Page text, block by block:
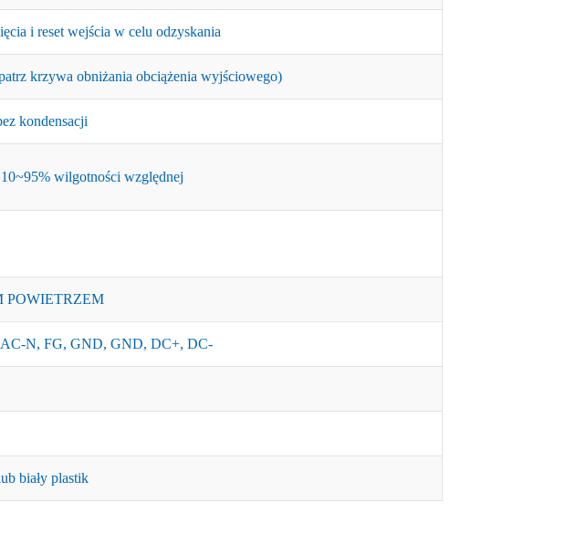
i reset wejścia w celu odzyskania
krzywa obniżania obciążenia wyjściowego)
kondensacji
wilgotności względnej
POWIETRZEM
N, FG, GND, GND, DC+, DC-
biały plastik